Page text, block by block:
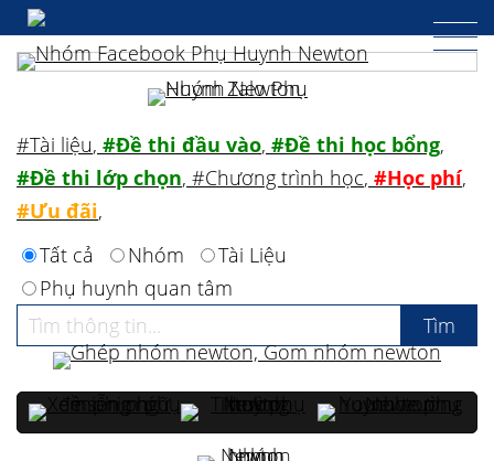
#Tài liệu, #Đề thi đầu vào, #Đề thi học bổng,
#Đề thi lớp chọn, #Chương trình học, #Học phí,
#Ưu đãi,
Tất cả
Nhóm
Tài Liệu
Phụ huynh quan tâm